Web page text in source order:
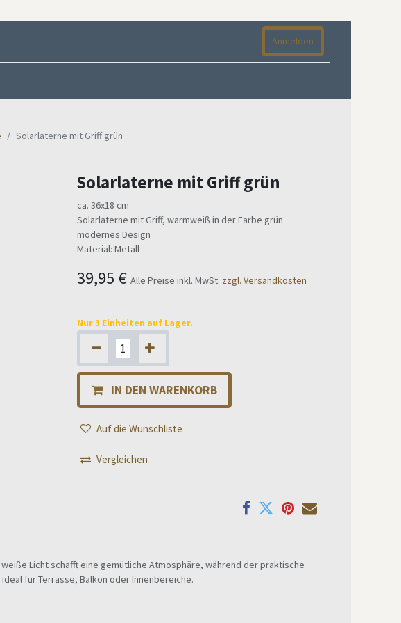
Anmelden
Solarlaterne mit Griff grün
Solarlaterne mit Griff grün
ca. 36x18 cm
Solarlaterne mit Griff, warmweiß in der Farbe grün
modernes Design
Material: Metall
39,95 € Alle Preise inkl. MwSt. zzgl. Versandkosten
Nur 3 Einheiten auf Lager.
IN DEN WARENKORB
Auf die Wunschliste
Vergleichen
weiße Licht schafft eine gemütliche Atmosphäre, während der praktische
für Terrasse, Balkon oder Innenbereiche.